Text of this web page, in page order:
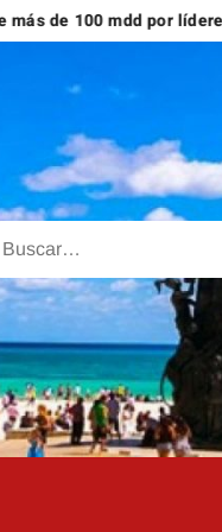
mdd por líderes del